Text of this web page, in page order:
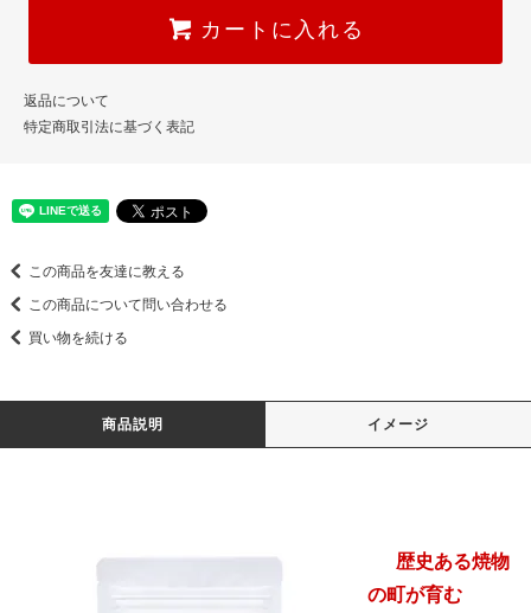
カートに入れる
返品について
特定商取引法に基づく表記
この商品を友達に教える
この商品について問い合わせる
買い物を続ける
商品説明 イメージ
歴史ある焼物
の町が育む